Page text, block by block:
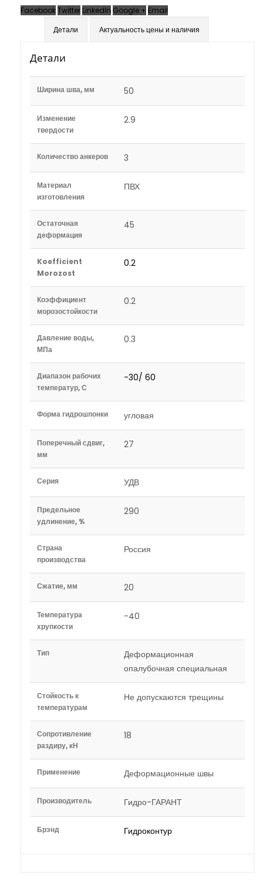
FacebookTwitter LinkedIn Google + Email
Детали
Актуальность цены и наличия
Детали
Ширина шва, мм 50
Изменение
твердости
2.9
Количество анкеров 3
Материал
изготовления
ПВХ
Остаточная
деформация
45
Koefficient
Morozost
0.2
Коэффициент
морозостойкости
0.2
Давление воды,
МПа
0.3
Диапазон рабочих
температур, С
-30/ 60
Форма гидрошпонки угловая
Поперечный сдвиг,
мм
27
Серия УДВ
Предельное
удлинение, %
290
Страна
производства
Россия
Сжатие, мм 20
Температура
хрупкости
-40
Тип
Деформационная
опалубочная специальная
Стойкость к
температурам
Не допускаются трещины
Сопротивление
раздиру, кН
18
Применение Деформационные швы
Производитель Гидро-ГАРАНТ
Брэнд Гидроконтур